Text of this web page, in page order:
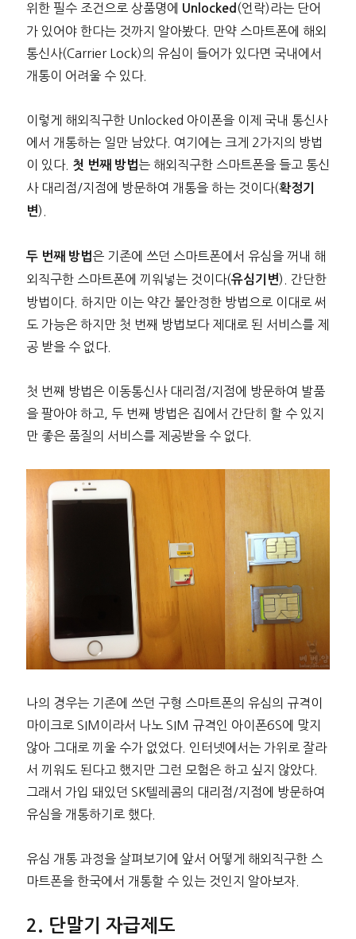
위한 필수 조건으로 상품명에
Unlocked (언락)라는 단어
가 있어야 한다는 것까지 알아봤다. 만약 스마트폰에 해외
통신사(Carrier Lock)의 유심이 들어가 있다면 국내에서
개통이 어려울 수 있다.
이렇게 해외직구한 Unlocked 아이폰을 이제 국내 통신사
에서 개통하는 일만 남았다. 여기에는 크게 2가지의 방법
이 있다. 첫 번째 방법는 해외직구한 스마트폰을 들고 통신
사 대리점/지점에 방문하여 개통을 하는 것이다(확정기
변).
두 번째 방법은 기존에 쓰던 스마트폰에서 유심을 꺼내 해
외직구한 스마트폰에 끼워넣는 것이다(유심기변). 간단한
방법이다. 하지만 이는 약간 불안정한 방법으로 이대로 써
도 가능은 하지만 첫 번째 방법보다 제대로 된 서비스를 제
공 받을 수 없다.
첫 번째 방법은 이동통신사 대리점/지점에 방문하여 발품
을 팔아야 하고, 두 번째 방법은 집에서 간단히 할 수 있지
만 좋은 품질의 서비스를 제공받을 수 없다.
나의 경우는 기존에 쓰던 구형 스마트폰의 유심의 규격이
마이크로 SIM이라서 나노 SIM 규격인 아이폰6S에 맞지
않아 그대로 끼울 수가 없었다. 인터넷에서는 가위로 잘라
서 끼워도 된다고 했지만 그런 모험은 하고 싶지 않았다.
그래서 가입 돼있던 SK텔레콤의 대리점/지점에 방문하여
유심을 개통하기로 했다.
유심 개통 과정을 살펴보기에 앞서 어떻게 해외직구한 스
마트폰을 한국에서 개통할 수 있는 것인지 알아보자.
단말기 자급제도